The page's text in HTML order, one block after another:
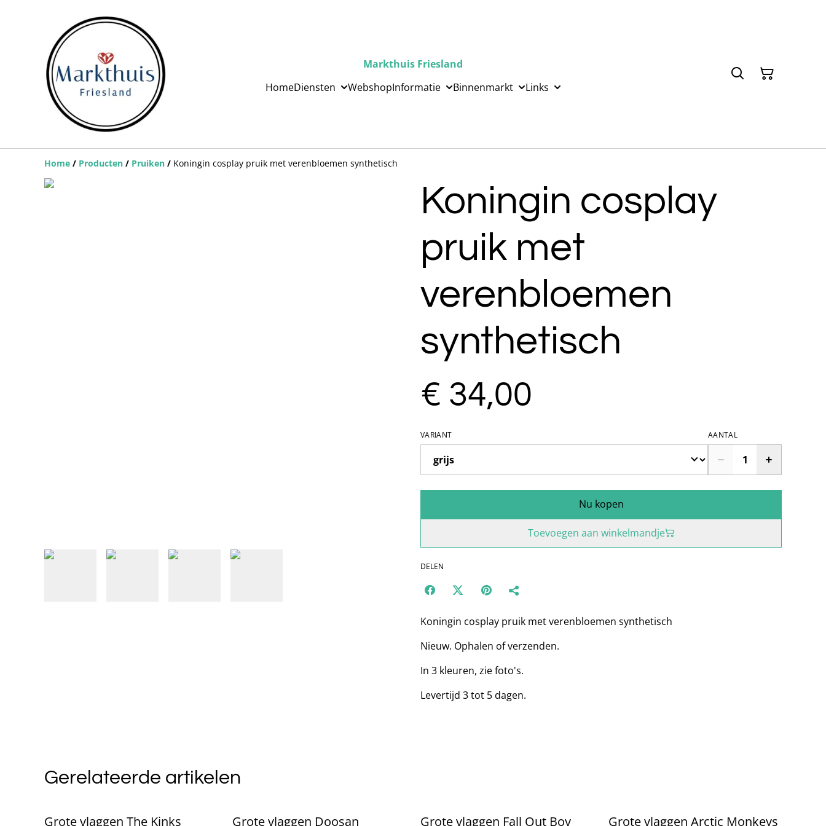
Markthuis Friesland
HomeDiensten WebshopInformatie Binnenmarkt Links
Home / Producten / Pruiken / Koningin cosplay pruik met verenbloemen synthetisch
Koningin cosplay
pruik met
verenbloemen
synthetisch
€ 34,00
VARIANT AANTAL
Nu kopen
Toevoegen aan winkelmandje
DELEN
Koningin cosplay pruik met verenbloemen synthetisch
Nieuw. Ophalen of verzenden.
In 3 kleuren, zie foto's.
Levertijd 3 tot 5 dagen.
Gerelateerde artikelen
Grote vlaggen The Kinks Grote vlaggen Doosan Grote vlaggen Fall Out Boy Grote vlaggen Arctic Monkeys